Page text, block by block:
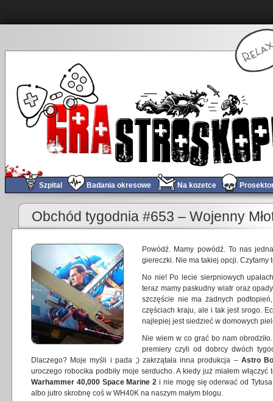
Szpital Badania okresowe Na kozetce
Gramy w Astro Bot – Podróż pełna nostalgii!
Obchód tygodnia #653 – Wojenny
Powódź. Mamy powódź. To nas
giereczki. Nie ma takiej opcji. Czytamy
No nie! Po lecie sierpniowych
teraz mamy paskudny wiatr oraz
szczęście nie ma żadnych
częściach kraju, ale i tak jest srogo.
najlepiej jest siedzieć w domowych
Nie wiem w co grać bo nam
premiery czyli od dobrcy dwóch
Dlaczego? Moje myśli i pada ;) zakrzątała inna produkcja – Astro
uroczego robocika podbiły moje serducho. A kiedy już miałem
Warhammer 40,000 Space Marine 2 i nie mogę się oderwać od
albo jutro skrobnę coś w WH40K na naszym małym blogu.